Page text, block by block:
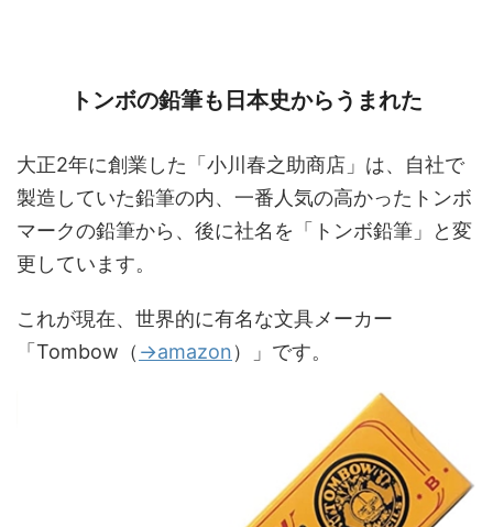
トンボの鉛筆も日本史からうまれた
大正2年に創業した「小川春之助商店」は、自社で
製造していた鉛筆の内、一番人気の高かったトンボ
マークの鉛筆から、後に社名を「トンボ鉛筆」と変
更しています。
これが現在、世界的に有名な文具メーカー
「Tombow（ →amazon）」です。